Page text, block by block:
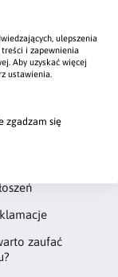
ulepszenia
i zapewnienia
Aby uzyskać więcej
ustawienia.
zgadzam się
blaknięciem
i wszystkiego
do
zaufać